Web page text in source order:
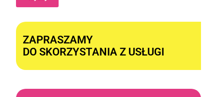
ZAPRASZAMY
DO SKORZYSTANIA Z USŁUGI